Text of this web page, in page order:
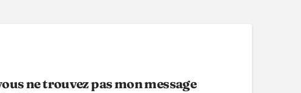
ne trouvez pas mon message